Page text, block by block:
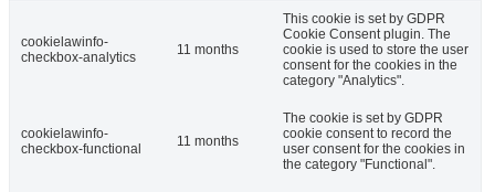
cookielawinfo-
checkbox-analytics
11 months
This cookie is set by GDPR
Cookie Consent plugin. The
cookie is used to store the user
consent for the cookies in the
category "Analytics".
cookielawinfo-
checkbox-functional
11 months
The cookie is set by GDPR
cookie consent to record the
user consent for the cookies in
the category "Functional".